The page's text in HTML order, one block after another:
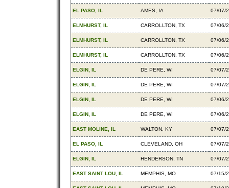
EL PASO, IL AMES, IA 07/07/
ELMHURST, IL CARROLLTON, TX 07/06/
ELMHURST, IL CARROLLTON, TX 07/06/
ELMHURST, IL CARROLLTON, TX 07/06/
ELGIN, IL DE PERE, WI 07/07/
ELGIN, IL DE PERE, WI 07/07/
ELGIN, IL DE PERE, WI 07/06/
ELGIN, IL DE PERE, WI 07/06/
EAST MOLINE, IL WALTON, KY 07/07/
EL PASO, IL CLEVELAND, OH 07/07/
ELGIN, IL HENDERSON, TN 07/07/
EAST SAINT LOU, IL MEMPHIS, MO 07/15/